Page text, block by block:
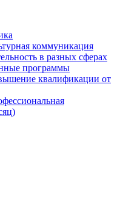
коммуникация
в разных сферах
программы
квалификации от